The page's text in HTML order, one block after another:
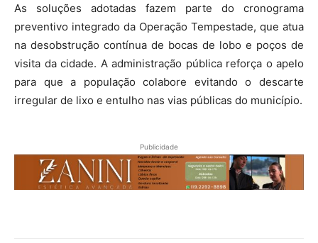
As soluções adotadas fazem parte do cronograma
preventivo integrado da Operação Tempestade, que atua
na desobstrução contínua de bocas de lobo e poços de
visita da cidade. A administração pública reforça o apelo
para que a população colabore evitando o descarte
irregular de lixo e entulho nas vias públicas do município.
Publicidade